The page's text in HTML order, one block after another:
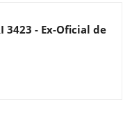
3423 - Ex-Oficial de